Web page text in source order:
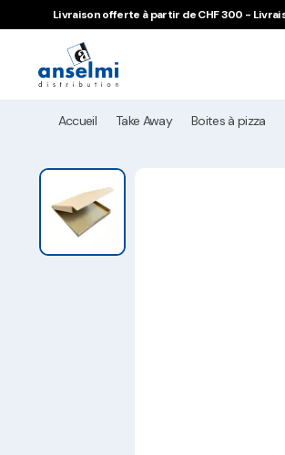
Aller au contenu
Aller à la navigation principale
Livraison offerte à partir de CHF 300 -
Accueil Take Away Boites à pizza